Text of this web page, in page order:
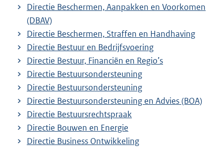
Directie Beschermen, Aanpakken en Voorkomen
(DBAV)
Directie Beschermen, Straffen en Handhaving
Directie Bestuur en Bedrijfsvoering
Directie Bestuur, Financiën en Regio’s
Directie Bestuursondersteuning
Directie Bestuursondersteuning
Directie Bestuursondersteuning en Advies (BOA)
Directie Bestuursrechtspraak
Directie Bouwen en Energie
Directie Business Ontwikkeling